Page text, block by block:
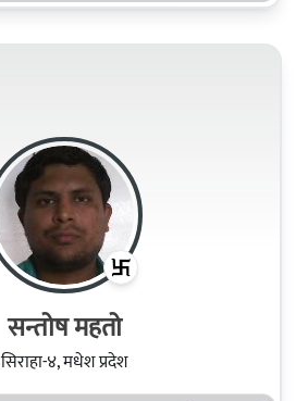
सन्तोष महतो
सिराहा-४, मधेश प्रदेश